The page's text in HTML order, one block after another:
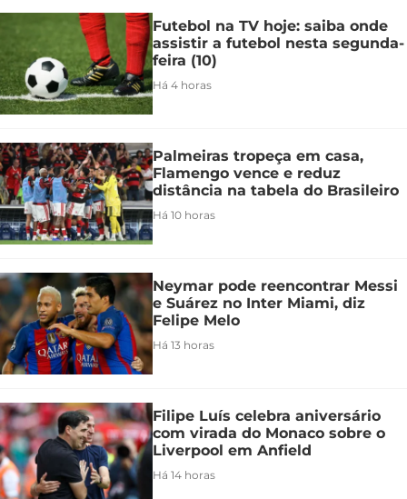
Futebol na TV hoje: saiba onde
assistir a futebol nesta segunda-
feira (10)
Há 4 horas
Palmeiras tropeça em casa,
Flamengo vence e reduz
distância na tabela do Brasileiro
Há 10 horas
Neymar pode reencontrar Messi
e Suárez no Inter Miami, diz
Felipe Melo
Há 13 horas
Filipe Luís celebra aniversário
com virada do Monaco sobre o
Liverpool em Anfield
Há 14 horas